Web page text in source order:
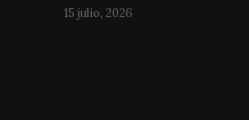
15 julio, 2026